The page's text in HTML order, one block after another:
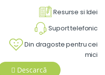
Resurse si Idei
Suport telefonic
Din dragoste pentru cei
mici
Descarcă